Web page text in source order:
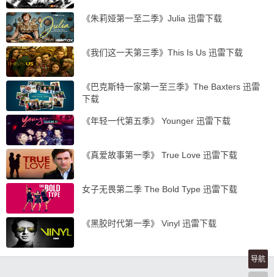
《朱莉娅第一至二季》Julia 迅雷下载
《我们这一天第三季》This Is Us 迅雷下载
《巴克斯特一家第一至三季》The Baxters 迅雷
下载
《年轻一代第五季》 Younger 迅雷下载
《真爱故事第一季》 True Love 迅雷下载
女子无畏第二季 The Bold Type 迅雷下载
《黑胶时代第一季》 Vinyl 迅雷下载
导航